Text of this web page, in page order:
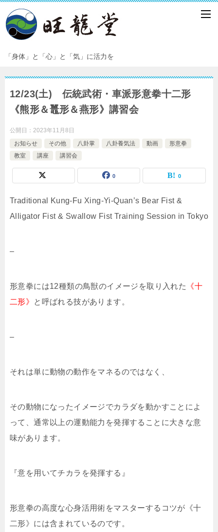
「身体」と「心」と「気」に活力を
12/23(土) 伝統武術・車派形意拳十二形
《熊形＆鼉形＆燕形》講習会
公開日： 2023年11月8日
お知らせ
その他 八卦掌 八卦養気法 動画
形意拳
教室
講座 講習会
0 0
Traditional Kung-Fu Xing-Yi-Quan’s Bear Fist &
Alligator Fist & Swallow Fist Training Session in Tokyo
–
形意拳には12種類の鳥獣のイメージを取り入れた
《十
二形》
と呼ばれる技があります。
–
それは単に動物の動作をマネるのではなく、
その動物になったイメージでカラダを動かすことによ
って、通常以上の運動能力を発揮することに大きな意
味があります。
『意を用いてチカラを発揮する』
形意拳の高度な心身活用術をマスターするコツが《十
二形》には含まれているのです。